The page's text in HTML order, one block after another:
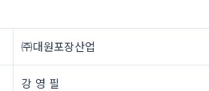
㈜대원포장산업
강 영 필